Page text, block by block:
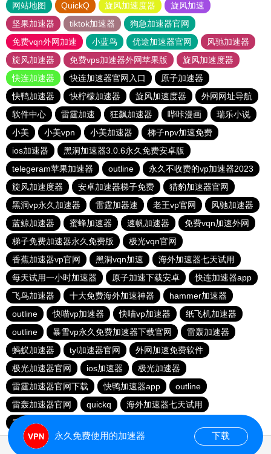
网站地图 QuickQ 旋风加速度器
旋风加速
坚果加速器
tiktok加速器
狗急加速器官网
免费vqn外网加速
小蓝鸟 优途加速器官网
风驰加速器
旋风加速器
免费vps加速器外网苹果版
旋风加速度器
快连加速器
快连加速器官网入口
原子加速器
快鸭加速器
快柠檬加速器 旋风加速度器
外网网址导航
软件中心
雷霆加速 狂飙加速器 哔咔漫画
瑞乐小说
小美
小美vpn 小美加速器
梯子npv加速免费
ios加速器
黑洞加速器3.0.6永久免费安卓版
telegeram苹果加速器
outline
永久不收费的vp加速器2023
旋风加速度器
安卓加速器梯子免费
猎豹加速器官网
黑洞vp永久加速器
雷霆加器速 老王vp官网
风驰加速器
蓝鲸加速器
蜜蜂加速器 速帆加速器
免费vqn加速外网
梯子免费加速器永久免费版
极光vqn官网
香蕉加速器vp官网
黑洞vqn加速
海外加速器七天试用
每天试用一小时加速器
原子加速下载安卓
快连加速器app
飞鸟加速器
十大免费海外加速神器
hammer加速器
outline
快喵vp加速器 快喵vp加速器
纸飞机加速器
outline
暴雪vp永久免费加速器下载官网
雷轰加速器
蚂蚁加速器
tyl加速器官网
外网加速免费软件
极光加速器官网
ios加速器
极光加速器
雷霆加速器官网下载
快鸭加速器app
outline
雷轰加速器官网
quickq
海外加速器七天试用
香蕉加速器官网
永久免费使用的加速器 下载